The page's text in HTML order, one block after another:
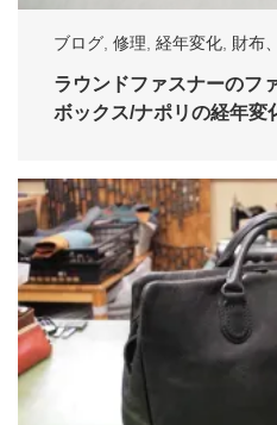
ブログ 修理 経年変化 財布
ラウンドファスナーのフ
ボックス/ナポリの経年変